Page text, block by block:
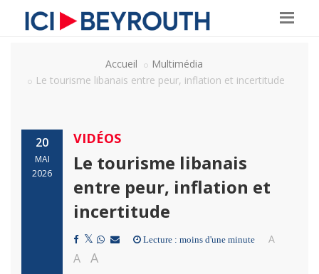
Accueil
Multimédia
Le tourisme libanais entre peur, inflation et incertitude
20
MAI
2026
VIDÉOS
Le tourisme libanais
entre peur, inflation et
incertitude
Lecture : moins d'une minute A
A A